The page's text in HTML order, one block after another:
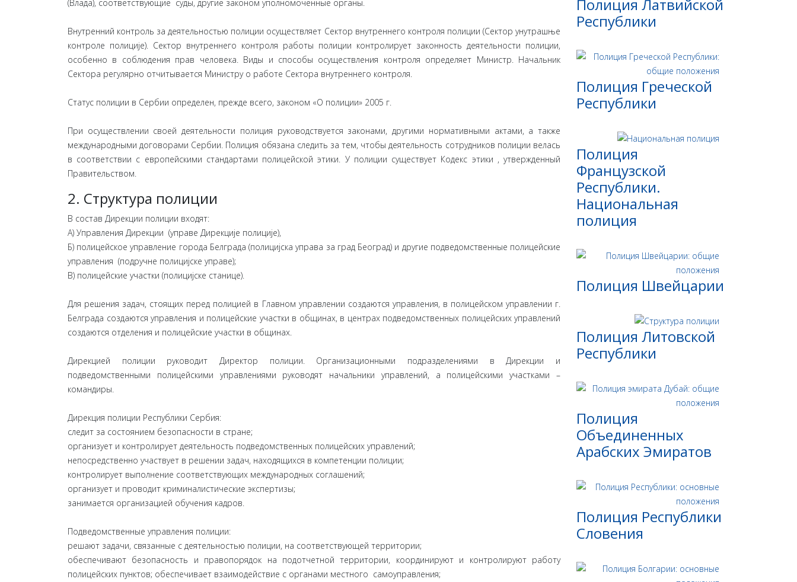
(Влада), соответствующие суды, другие законом уполномоченные органы.
Внутренний контроль за деятельностью полиции осуществляет Сектор внутреннего контроля полиции (Сектор унутрашње
контроле полиције). Сектор внутреннего контроля работы полиции контролирует законность деятельности полиции,
особенно в соблюдения прав человека. Виды и способы осуществления контроля определяет Министр. Начальник
Сектора регулярно отчитывается Министру о работе Сектора внутреннего контроля.
Статус полиции в Сербии определен, прежде всего, законом «О полиции» 2005 г.
При осуществлении своей деятельности полиция руководствуется законами, другими нормативными актами, а также
международными договорами Сербии. Полиция обязана следить за тем, чтобы деятельность сотрудников полиции велась
в соответствии с европейскими стандартами полицейской этики. У полиции существует Кодекс этики , утвержденный
Правительством.
2. Структура полиции
В состав Дирекции полиции входят:
А) Управления Дирекции (управе Дирекције полиције),
Б) полицейское управление города Белграда (полицијска управа за град Београд) и другие подведомственные полицейские
управления (подручне полицијске управе);
В) полицейские участки (полицијске станице).
Для решения задач, стоящих перед полицией в Главном управлении создаются управления, в полицейском управлении г.
Белграда создаются управления и полицейские участки в общинах, в центрах подведомственных полицейских управлений
создаются отделения и полицейские участки в общинах.
Дирекцией полиции руководит Директор полиции. Организационными подразделениями в Дирекции и
подведомственными полицейскими управлениями руководят начальники управлений, а полицейскими участками –
командиры.
Дирекция полиции Республики Сербия:
следит за состоянием безопасности в стране;
организует и контролирует деятельность подведомственных полицейских управлений;
непосредственно участвует в решении задач, находящихся в компетенции полиции;
контролирует выполнение соответствующих международных соглашений;
организует и проводит криминалистические экспертизы;
занимается организацией обучения кадров.
Подведомственные управления полиции:
решают задачи, связанные с деятельностью полиции, на соответствующей территории;
обеспечивают безопасность и правопорядок на подотчетной территории, координируют и контролируют работу
полицейских пунктов; обеспечивает взаимодействие с органами местного самоуправления;
Полиция Латвийской
Республики
Полиция Греческой
Республики
Полиция
Французской
Республики.
Национальная
полиция
Полиция Швейцарии
Полиция Литовской
Республики
Полиция
Объединенных
Арабских Эмиратов
Полиция Республики
Словения